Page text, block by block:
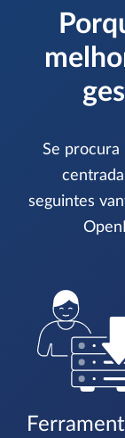
Se procura
seguintes